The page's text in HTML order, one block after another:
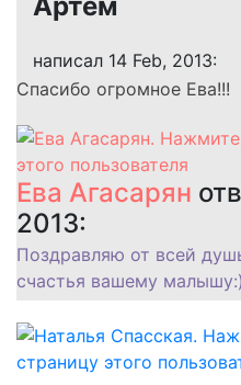
написал 14 Feb, 2013:
Спасибо огромное Ева!!!
Ева Агасарян
2013:
Поздравляю от всей
счастья вашему